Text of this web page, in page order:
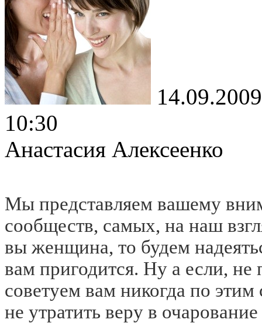
14.09.2009
10:30
Анастасия Алексеенко
Мы представляем вашему
сообществ, самых, на наш
вы женщина, то будем
вам пригодится. Ну а если,
советуем вам никогда по
не утратить веру в